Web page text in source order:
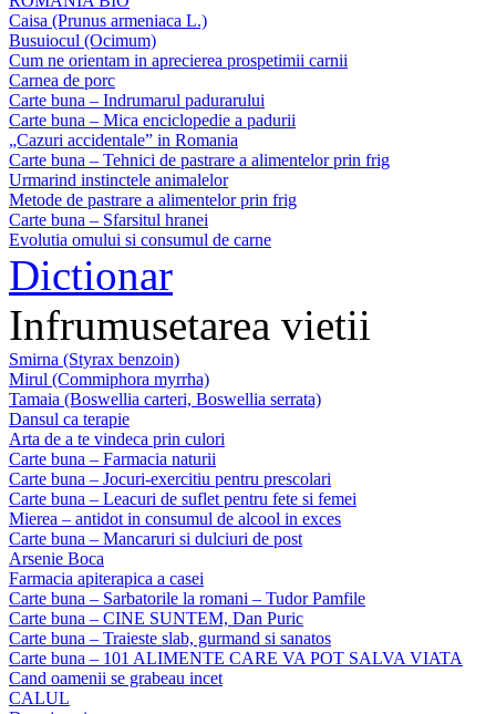
Caisa (Prunus armeniaca L.)
Busuiocul (Ocimum)
Cum ne orientam in aprecierea prospetimii carnii
Carnea de porc
Carte buna – Indrumarul padurarului
Carte buna – Mica enciclopedie a padurii
„Cazuri accidentale” in Romania
Carte buna – Tehnici de pastrare a alimentelor prin frig
Urmarind instinctele animalelor
Metode de pastrare a alimentelor prin frig
Carte buna – Sfarsitul hranei
Evolutia omului si consumul de carne
Dictionar
Infrumusetarea vietii
Smirna (Styrax benzoin)
Mirul (Commiphora myrrha)
Tamaia (Boswellia carteri, Boswellia serrata)
Dansul ca terapie
Arta de a te vindeca prin culori
Carte buna – Farmacia naturii
Carte buna – Jocuri-exercitiu pentru prescolari
Carte buna – Leacuri de suflet pentru fete si femei
Mierea – antidot in consumul de alcool in exces
Carte buna – Mancaruri si dulciuri de post
Arsenie Boca
Farmacia apiterapica a casei
Carte buna – Sarbatorile la romani – Tudor Pamfile
Carte buna – CINE SUNTEM, Dan Puric
Carte buna – Traieste slab, gurmand si sanatos
Carte buna – 101 ALIMENTE CARE VA POT SALVA VIATA
Cand oamenii se grabeau incet
CALUL